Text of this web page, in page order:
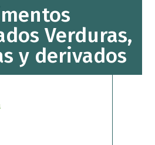
Verduras,
y derivados